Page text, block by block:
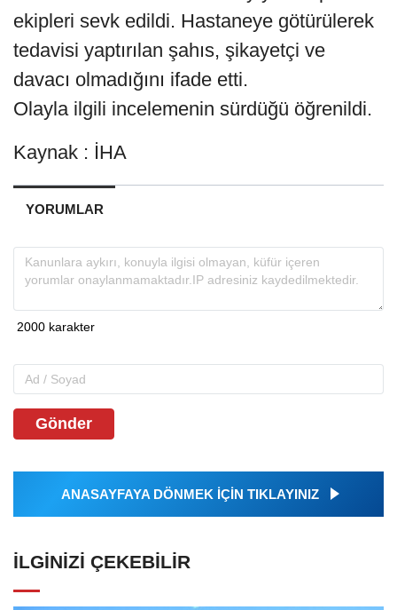
ekipleri sevk edildi. Hastaneye götürülerek
tedavisi yaptırılan şahıs, şikayetçi ve
davacı olmadığını ifade etti.
Olayla ilgili incelemenin sürdüğü öğrenildi.
Kaynak : İHA
YORUMLAR
Gönder
ANASAYFAYA DÖNMEK İÇİN TIKLAYINIZ
İLGINIZI ÇEKEBILIR